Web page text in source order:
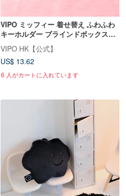
VIPO ミッフィー 着せ替え ふわふわ
キーホルダー ブラインドボックス
(ランダムパッケージ) MIF37560
VIPO HK【公式】
US$ 13.62
6 人がカートに入れています